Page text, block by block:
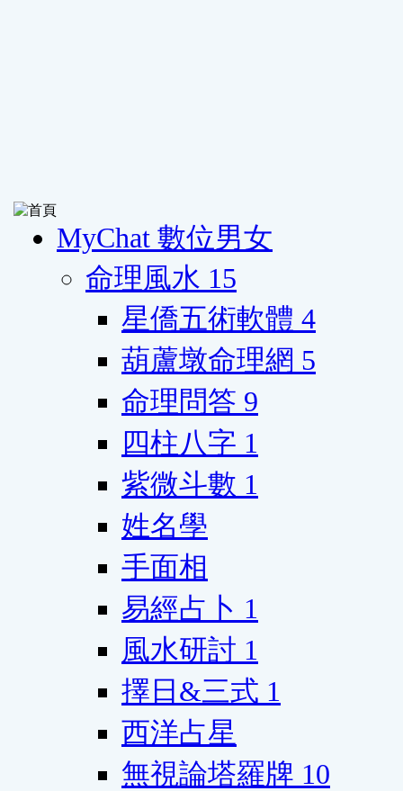
MyChat 數位男女
命理風水 15
星僑五術軟體 4
葫蘆墩命理網 5
命理問答 9
四柱八字 1
紫微斗數 1
姓名學
手面相
易經占卜 1
風水研討 1
擇日&三式 1
西洋占星
無視論塔羅牌 10